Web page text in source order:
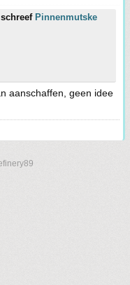
schreef Pinnenmutske
aanschaffen, geen idee